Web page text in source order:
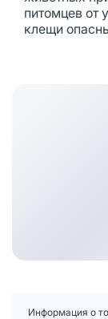
питомцев от
клещи
Информация о